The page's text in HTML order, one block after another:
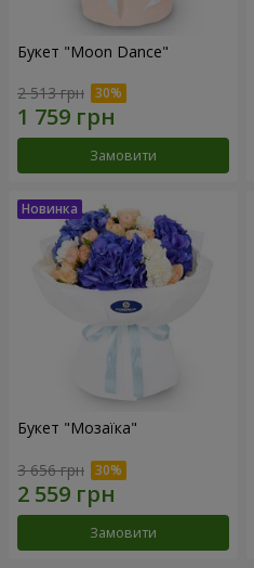
Букет "Moon Dance"
2 513 грн
Замовити
Букет "Мозаїка"
3 656 грн
Замовити